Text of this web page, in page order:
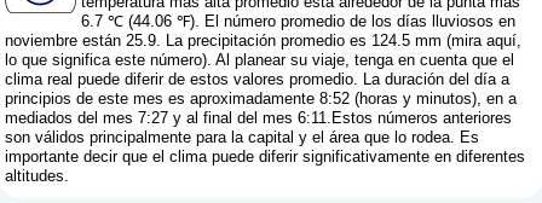
6.7 ℃ (44.06 ℉). El número promedio de los días lluviosos en
noviembre están 25.9. La precipitación promedio es 124.5 mm (mira aquí,
lo que significa este número). Al planear su viaje, tenga en cuenta que el
clima real puede diferir de estos valores promedio. La duración del día a
principios de este mes es aproximadamente 8:52 (horas y minutos), en a
mediados del mes 7:27 y al final del mes 6:11.Estos números anteriores
son válidos principalmente para la capital y el área que lo rodea. Es
importante decir que el clima puede diferir significativamente en diferentes
altitudes.